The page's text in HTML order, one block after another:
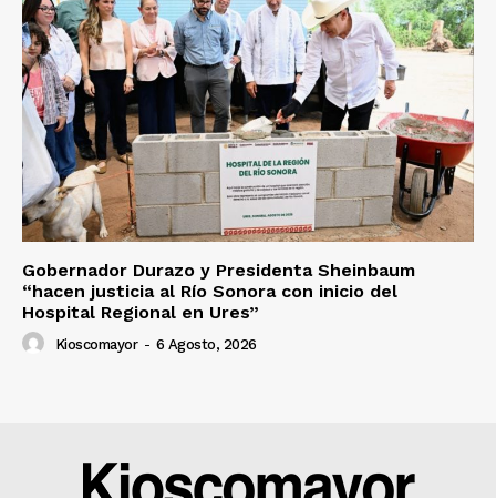
Gobernador Durazo y Presidenta Sheinbaum
“hacen justicia al Río Sonora con inicio del
Hospital Regional en Ures”
Kioscomayor - 6 Agosto, 2026